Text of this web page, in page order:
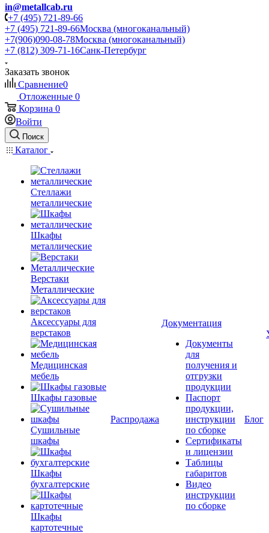
in@metallcab.ru
+7 (495) 721-89-66
+7 (495) 721-89-66Москва (многоканальный)
+7(906)090-08-78Москва (многоканальный)
+7 (812) 309-71-16Санк-Петербург
Заказать звонок
Сравнение0
Отложенные 0
Корзина 0
Войти
Поиск
Каталог
Стеллажи
металлические
Шкафы
металлические
Верстаки
Металлические
Аксессуары для
верстаков
Медицинская
мебель
Шкафы газовые
Сушильные
шкафы
Шкафы
бухгалтерские
Шкафы
картотечные
Распродажа
Документация
Документы
для
получения и
отгрузки
продукции
Паспорт
продукции,
инструкции
по сборке
Сертификаты
и лицензии
Таблицы
габаритов
Видео
инструкции
по сборке
Блог